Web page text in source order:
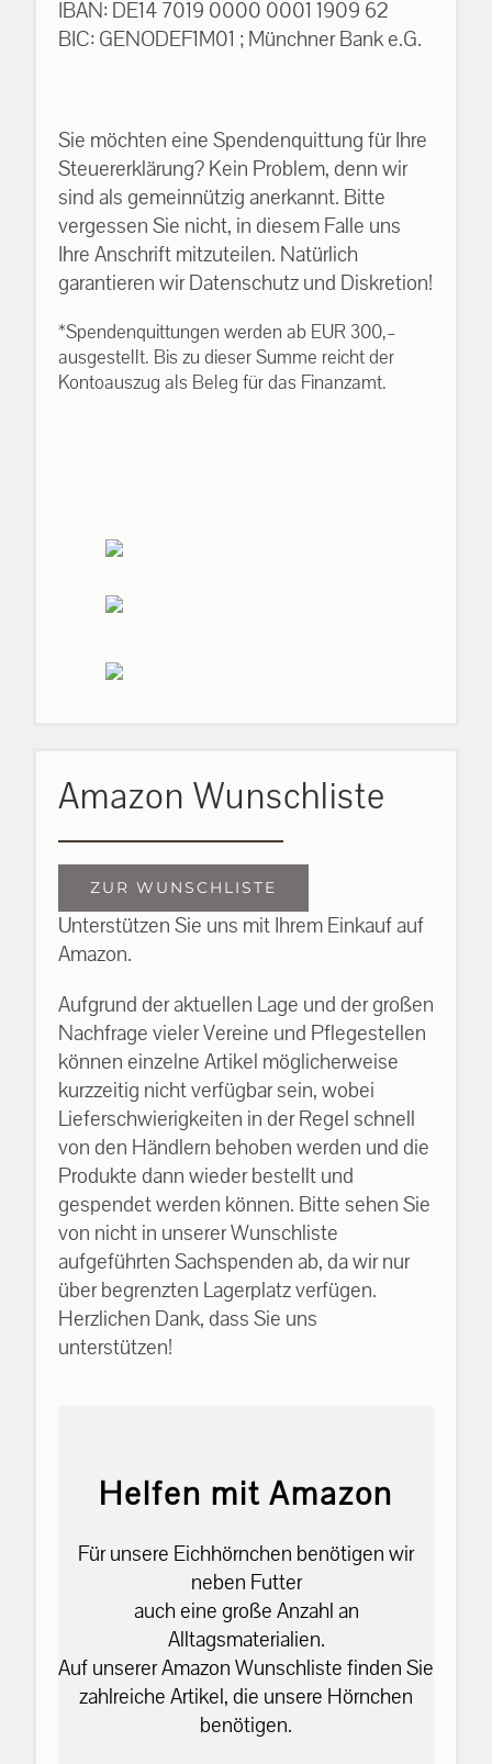
IBAN: DE14 7019 0000 0001 1909 62
BIC: GENODEF1M01 ; Münchner Bank e.G.
Sie möchten eine Spendenquittung für Ihre
Steuererklärung? Kein Problem, denn wir
sind als gemeinnützig anerkannt. Bitte
vergessen Sie nicht, in diesem Falle uns
Ihre Anschrift mitzuteilen. Natürlich
garantieren wir Datenschutz und Diskretion!
*Spendenquittungen werden ab EUR 300,–
ausgestellt. Bis zu dieser Summe reicht der
Kontoauszug als Beleg für das Finanzamt.
Amazon Wunschliste
ZUR WUNSCHLISTE
Unterstützen Sie uns mit Ihrem Einkauf auf
Amazon.
Aufgrund der aktuellen Lage und der großen
Nachfrage vieler Vereine und Pflegestellen
können einzelne Artikel möglicherweise
kurzzeitig nicht verfügbar sein, wobei
Lieferschwierigkeiten in der Regel schnell
von den Händlern behoben werden und die
Produkte dann wieder bestellt und
gespendet werden können. Bitte sehen Sie
von nicht in unserer Wunschliste
aufgeführten Sachspenden ab, da wir nur
über begrenzten Lagerplatz verfügen.
Herzlichen Dank, dass Sie uns
unterstützen!
Helfen mit Amazon
Für unsere Eichhörnchen benötigen wir
neben Futter
auch eine große Anzahl an
Alltagsmaterialien.
Auf unserer Amazon Wunschliste finden Sie
zahlreiche Artikel, die unsere Hörnchen
benötigen.